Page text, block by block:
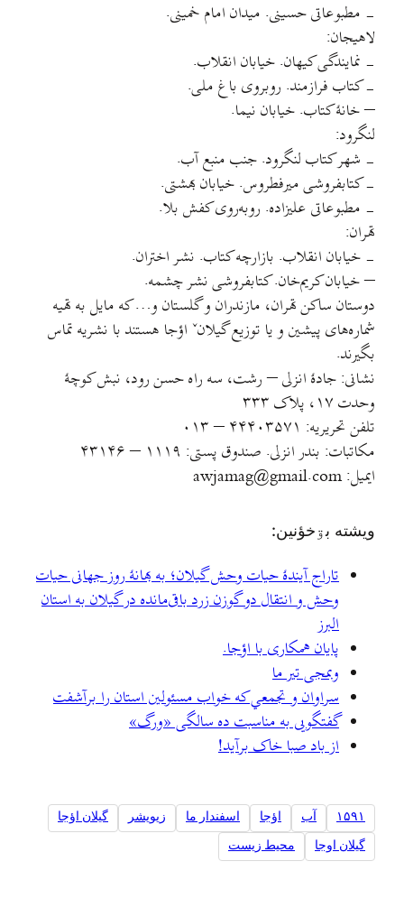
-‌ مطبوعاتی حسینی. میدان امام خمینی.
لاهیجان:
-‌ نمایندگی کیهان. خیابان انقلاب.
-‌ کتاب فرازمند. روبروی باغ ملی.
– خانهٔ کتاب. خیابان نیما.
لنگرود:
-‌ شهر کتاب لنگرود. جنب منبع آب.
-‌ کتابفروشی میرفطروس. خیابان بهشتی.
-‌ مطبوعاتی علیزاده. روبه‌روی کفش بلا.
تهران:
-‌ خیابان انقلاب. بازارچه کتاب. نشر اختران.
– خیابان کریم‌خان. کتابفروشی نشر چشمه.
دوستان ساکن تهران، مازندران و گلستان و… که مایل به تهیه
شماره‌های پیشین و یا توزیع گیلانˇ اؤجا هستند با نشریه تماس
بگیرند.
نشانی: جادۀ انزلی – رشت، سه راه حسن رود، نبش کوچۀ
وحدت ۱۷، پلاک ۳۳۳
تلفن تحریریه: ۴۴۴۰۳۵۷۱ – ۰۱۳
مکاتبات: بندر انزلی. صندوق پستی: ۱۱۱۹ – ۴۳۱۴۶
ایمیل: awjamag@gmail.com
ويشته بۊخؤنين:
تاراج آیندهٔ حیات وحش گیلان؛ به بهانهٔ روز جهانی حیات
وحش و انتقال دو گوزن زرد باقی‌مانده در گیلان به استان
البرز
پایان همکاری با اؤجا.
وبمجی تیر ما
سراوان و تجمعي که خواب مسئولین استان را برآشفت
گفتگویی به مناسبت ده سالگی «ورگ»
از باد صبا خاک برآید!
۱۵۹۱ آب اؤجا اسفندار ما زیویشر گیلان اؤجا
گیلان اوجا محیط زیست